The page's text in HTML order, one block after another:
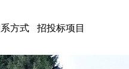
招投标项目
方式